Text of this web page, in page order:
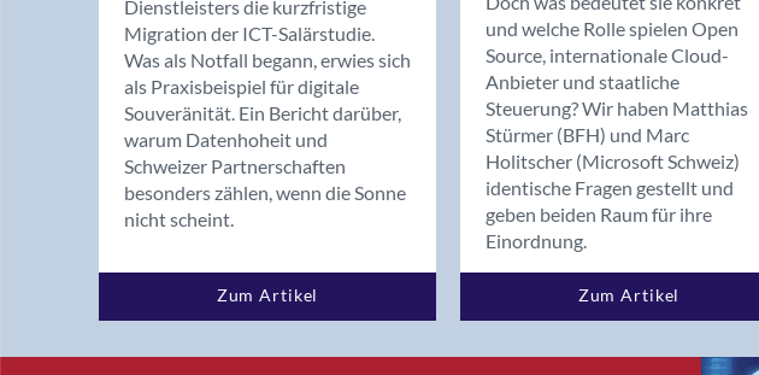
Dienstleisters die kurzfristige
Migration der ICT-Salärstudie.
Was als Notfall begann, erwies sich
als Praxisbeispiel für digitale
Souveränität. Ein Bericht darüber,
warum Datenhoheit und
Schweizer Partnerschaften
besonders zählen, wenn die Sonne
nicht scheint.
Zum Artikel
und welche Rolle spielen Open
Source, internationale Cloud-
Anbieter und staatliche
Steuerung? Wir haben Matthias
Stürmer (BFH) und Marc
Holitscher (Microsoft Schweiz)
identische Fragen gestellt und
geben beiden Raum für ihre
Einordnung.
Zum Artikel